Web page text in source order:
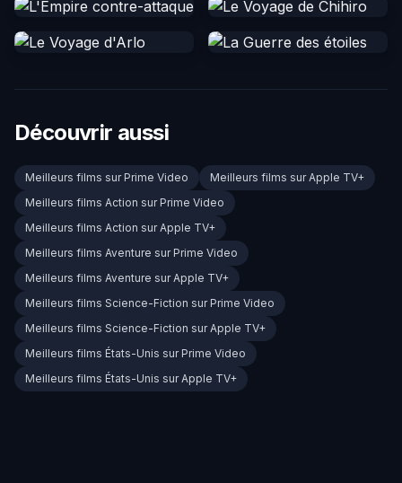
Découvrir aussi
Meilleurs films sur Prime Video
Meilleurs films sur Apple TV+
Meilleurs films Action sur Prime Video
Meilleurs films Action sur Apple TV+
Meilleurs films Aventure sur Prime Video
Meilleurs films Aventure sur Apple TV+
Meilleurs films Science-Fiction sur Prime Video
Meilleurs films Science-Fiction sur Apple TV+
Meilleurs films États-Unis sur Prime Video
Meilleurs films États-Unis sur Apple TV+